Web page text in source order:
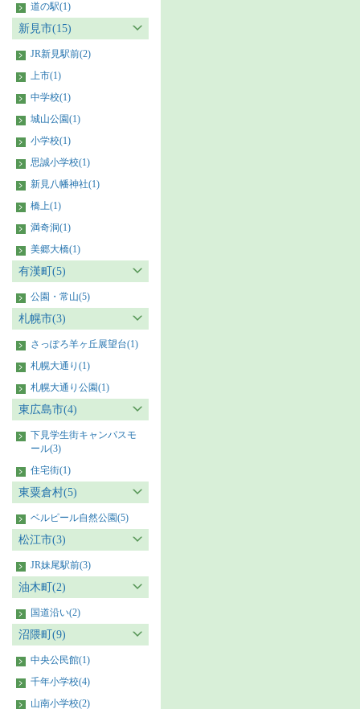
道の駅(1)
新見市(15)
JR新見駅前(2)
上市(1)
中学校(1)
城山公園(1)
小学校(1)
思誠小学校(1)
新見八幡神社(1)
橋上(1)
満奇洞(1)
美郷大橋(1)
有漢町(5)
公園・常山(5)
札幌市(3)
さっぽろ羊ヶ丘展望台(1)
札幌大通り(1)
札幌大通り公園(1)
東広島市(4)
下見学生街キャンパスモ
ール(3)
住宅街(1)
東粟倉村(5)
ベルピール自然公園(5)
松江市(3)
JR妹尾駅前(3)
油木町(2)
国道沿い(2)
沼隈町(9)
中央公民館(1)
千年小学校(4)
山南小学校(2)